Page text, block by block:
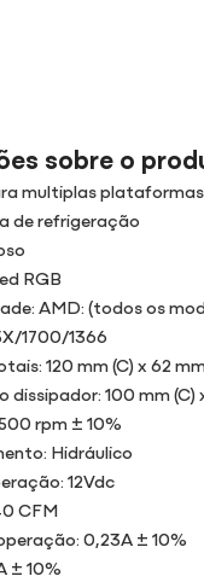
sobre o
multiplas plataformas
de refrigeração
RGB
AMD: (todos os
1700/1366
120 mm (C) x 62
dissipador: 100 mm (C)
rpm ± 10%
Hidráulico
12Vdc
CFM
0,23A ± 10%
± 10%